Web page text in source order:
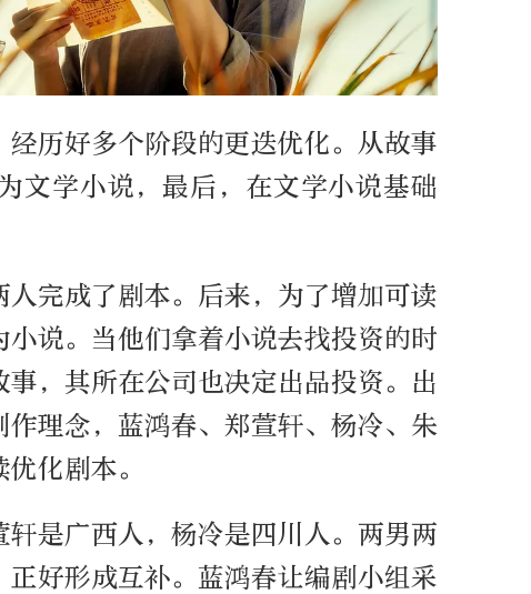
经历好多个阶段的更迭优化。从故事
文学小说，最后，在文学小说基础
完成了剧本。后来，为了增加可读
说。当他们拿着小说去找投资的时
，其所在公司也决定出品投资。出
理念，蓝鸿春、郑萱轩、杨冷、朱
化剧本。
是广西人，杨冷是四川人。两男两
好形成互补。蓝鸿春让编剧小组采